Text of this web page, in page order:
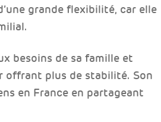
grande flexibilité, car elle
besoins de sa famille et
offrant plus de stabilité. Son
en France en partageant